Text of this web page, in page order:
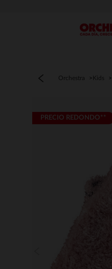
Menú
Orchestra Kids
PRECIO REDONDO**